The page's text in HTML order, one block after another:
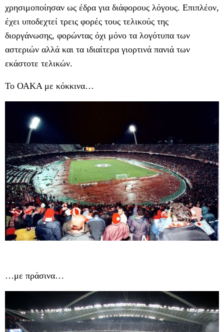
χρησιμοποίησαν ως έδρα για διάφορους λόγους. Επιπλέον,
έχει υποδεχτεί τρεις φορές τους τελικούς της
διοργάνωσης, φορώντας όχι μόνο τα λογότυπα των
αστεριών αλλά και τα ιδιαίτερα γιορτινά πανιά των
εκάστοτε τελικών.
Το ΟΑΚΑ με κόκκινα…
…με πράσινα…